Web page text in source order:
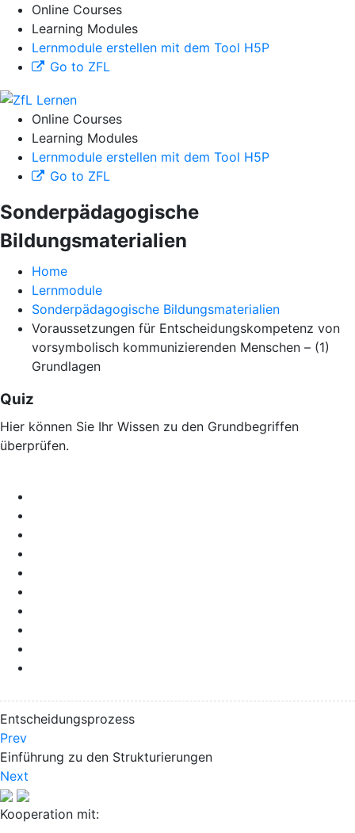
Online Courses
Learning Modules
Lernmodule erstellen mit dem Tool H5P
Go to ZFL
Online Courses
Learning Modules
Lernmodule erstellen mit dem Tool H5P
Go to ZFL
Sonderpädagogische
Bildungsmaterialien
Home
Lernmodule
Sonderpädagogische Bildungsmaterialien
Voraussetzungen für Entscheidungskompetenz von
vorsymbolisch kommunizierenden Menschen – (1)
Grundlagen
Quiz
Hier können Sie Ihr Wissen zu den Grundbegriffen
überprüfen.
Entscheidungsprozess
Prev
Einführung zu den Strukturierungen
Next
Kooperation mit: